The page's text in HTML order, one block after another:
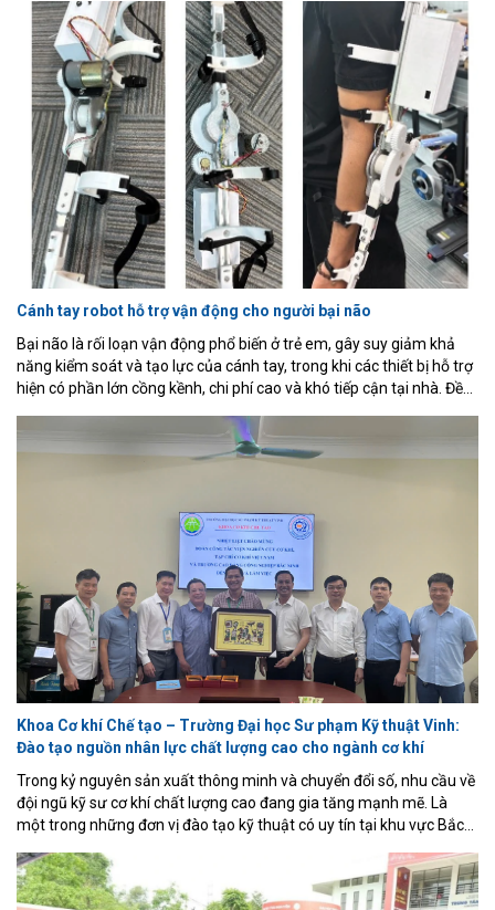
thiết bị phát tín hiệu cấp cứu di động, chi phí thấp, dùng cho khu vực
không có sóng di động, gồm một bộ phát di động (ESP32-C3, GPS,
LoRa và nút SOS thủ công) gửi gói tin vị trí qua LoRa khi được kích
hoạt, một bộ thu đặt tại trạm cố định chuyển tiếp gói tin nhận được
qua Wi-Fi tới backend Express.js/SQLite, và một trang web hiển thị
trực quan giúp đội cứu hộ theo dõi trạng thái từng thiết bị theo thời
gian thực.
Cánh tay robot hỗ trợ vận động cho người bại não
Bại não là rối loạn vận động phổ biến ở trẻ em, gây suy giảm khả
năng kiểm soát và tạo lực của cánh tay, trong khi các thiết bị hỗ trợ
hiện có phần lớn cồng kềnh, chi phí cao và khó tiếp cận tại nhà. Đề
hỗ trợ vận động chi phí thấp cho bệnh nhân bại não, sử dụng cảm
biến lực (loadcell + HX711), biến trở đo góc khớp, vi điều khiển
Khoa Cơ khí Chế tạo – Trường Đại học Sư phạm Kỹ thuật Vinh:
Đào tạo nguồn nhân lực chất lượng cao cho ngành cơ khí
Trong kỷ nguyên sản xuất thông minh và chuyển đổi số, nhu cầu về
đội ngũ kỹ sư cơ khí chất lượng cao đang gia tăng mạnh mẽ. Là
một trong những đơn vị đào tạo kỹ thuật có uy tín tại khu vực Bắc
Vinh đang từng bước khẳng định vị thế thông qua mô hình đào tạo
gắn với doanh nghiệp, nghiên cứu ứng dụng và đổi mới sáng tạo.